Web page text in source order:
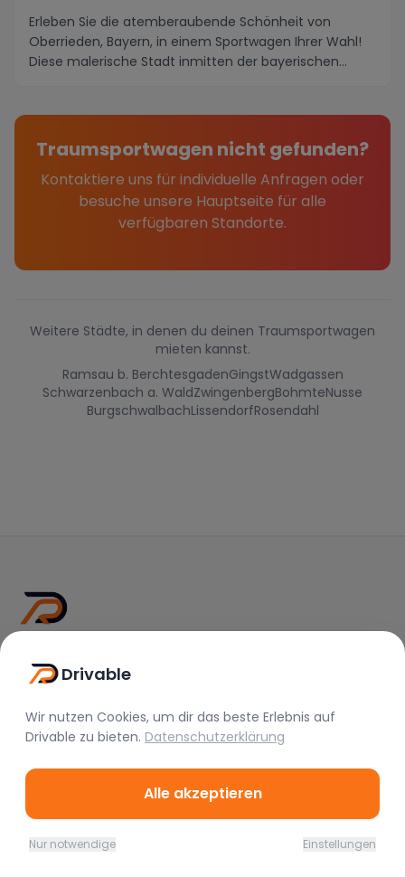
Erleben Sie die atemberaubende Schönheit von
Oberrieden, Bayern, in einem Sportwagen Ihrer Wahl!
Diese malerische Stadt inmitten der bayerischen
Traumsportwagen nicht gefunden?
Kontaktiere uns für individuelle Anfragen oder
besuche unsere Hauptseite für alle
verfügbaren Standorte.
Weitere Städte, in denen du deinen Traumsportwagen
mieten kannst.
Ramsau b. BerchtesgadenGingstWadgassen
Schwarzenbach a. WaldZwingenbergBohmteNusse
BurgschwalbachLissendorfRosendahl
Rent A Feeling
Nützliche Links
FAQ
Instagram
Drivable
Wir nutzen Cookies, um dir das beste Erlebnis auf
Drivable zu bieten. Datenschutzerklärung
Alle akzeptieren
Nur notwendige Einstellungen